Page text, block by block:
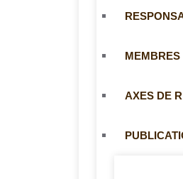
MEMBRES
AXES DE